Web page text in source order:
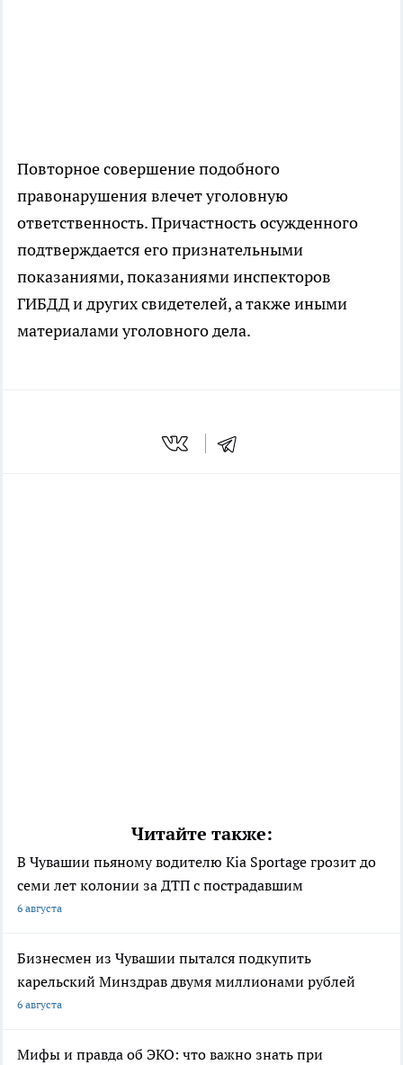
Повторное совершение подобного
правонарушения влечет уголовную
ответственность. Причастность осужденного
подтверждается его признательными
показаниями, показаниями инспекторов
ГИБДД и других свидетелей, а также иными
материалами уголовного дела.
Читайте также:
В Чувашии пьяному водителю Kia Sportage грозит до
семи лет колонии за ДТП с пострадавшим
6 августа
Бизнесмен из Чувашии пытался подкупить
карельский Минздрав двумя миллионами рублей
6 августа
Мифы и правда об ЭКО: что важно знать при